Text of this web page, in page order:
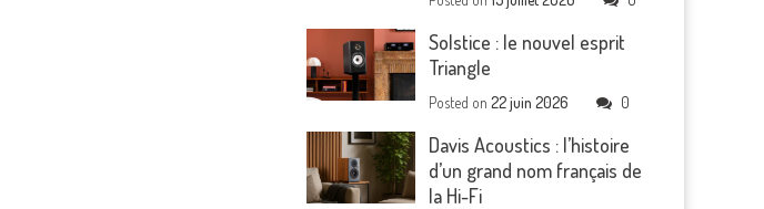
Solstice : le nouvel esprit
Triangle
Posted on22 juin 2026 0
Davis Acoustics : l’histoire
d’un grand nom français de
la Hi-Fi